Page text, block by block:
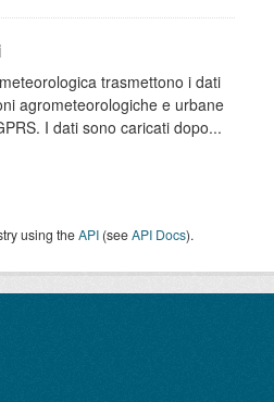
trasmettono i dati
agrometeorologiche e urbane
I dati sono caricati dopo...
using theAPI (seeAPI Docs).